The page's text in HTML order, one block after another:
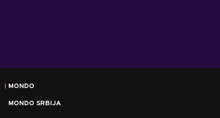
MONDO
MONDO SRBIJA